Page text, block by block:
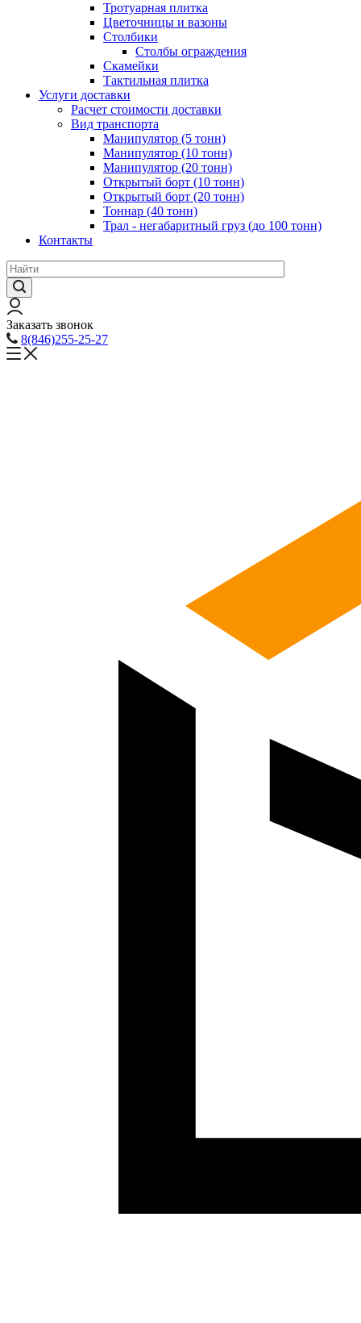
Тротуарная плитка
Цветочницы и вазоны
Столбики
Столбы ограждения
Скамейки
Тактильная плитка
Услуги доставки
Расчет стоимости доставки
Вид транспорта
Манипулятор (5 тонн)
Манипулятор (10 тонн)
Манипулятор (20 тонн)
Открытый борт (10 тонн)
Открытый борт (20 тонн)
Тоннар (40 тонн)
Трал - негабаритный груз (до 100 тонн)
Контакты
Заказать звонок
8(846)255-25-27